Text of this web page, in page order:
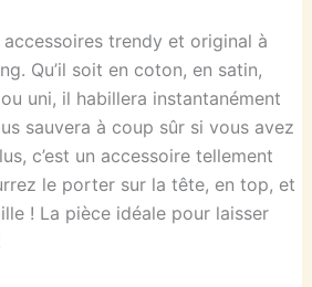
trendy et original à
Qu’il soit en coton, en satin,
uni, il habillera instantanément
sauvera à coup sûr si vous avez
c’est un accessoire tellement
le porter sur la tête, en top, et
! La pièce idéale pour laisser